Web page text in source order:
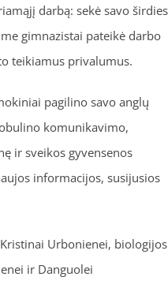
darbą: sekė savo širdies
gimnazistai pateikė darbo
teikiamus privalumus.
pagilino savo anglų
komunikavimo,
ir sveikos gyvensenos
informacijos, susijusios
Urbonienei, biologijos
ir Danguolei